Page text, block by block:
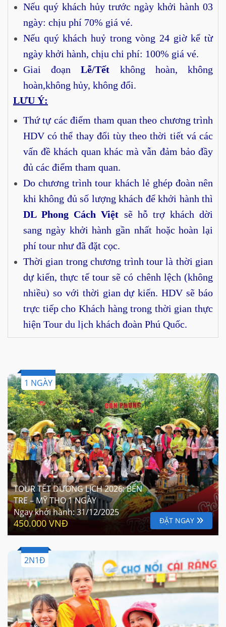
Nếu quý khách hủy trước ngày khởi hành 03
ngày: chịu phí 70% giá vé.
Nếu quý khách huỷ trong vòng 24 giờ kể từ
ngày khởi hành, chịu chi phí: 100% giá vé.
Giai đoạnLễ/Tết không hoàn, không
hoàn,không hủy, không đổi.
LƯU Ý:
Thứ tự các điểm tham quan theo chương trình
HDV có thể thay đổi tùy theo thời tiết vá các
vấn đề khách quan khác mà vẫn đảm bảo đầy
đủ các điểm tham quan.
Do chương trình tour khách lẻ ghép đoàn nên
khi không đủ số lượng khách để khởi hành thì
DL Phong Cách Việt sẽ hỗ trợ khách dời
sang ngày khởi hành gần nhất hoặc hoàn lại
phí tour như đã đặt cọc.
Thời gian trong chương trình tour là thời gian
dự kiến, thực tế tour sẽ có chênh lệch (không
nhiều) so với thời gian dự kiến. HDV sẽ báo
trực tiếp cho Khách hàng trong thời gian thực
hiện Tour du lịch khách đoàn Phú Quốc.
1 NGÀY
TOUR TẾT DƯƠNG LỊCH 2026: BẾN
TRE – MỸ THO 1 NGÀY
Ngay khởi hành:31/12/2025
450.000 VNĐ ĐẶT NGAY
2N1Đ